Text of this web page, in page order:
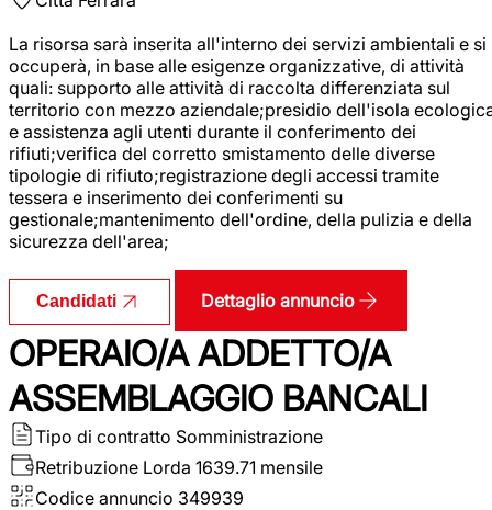
La risorsa sarà inserita all'interno dei servizi ambientali e si
occuperà, in base alle esigenze organizzative, di attività
quali: supporto alle attività di raccolta differenziata sul
territorio con mezzo aziendale;presidio dell'isola
e assistenza agli utenti durante il conferimento dei
rifiuti;verifica del corretto smistamento delle diverse
tipologie di rifiuto;registrazione degli accessi tramite
tessera e inserimento dei conferimenti su
gestionale;mantenimento dell'ordine, della pulizia e della
sicurezza dell'area;
Candidati Dettaglio annuncio
OPERAIO/A ADDETTO/A
ASSEMBLAGGIO BANCALI
Tipo di contratto Somministrazione
Retribuzione Lorda 1639.71 mensile
Codice annuncio 349939